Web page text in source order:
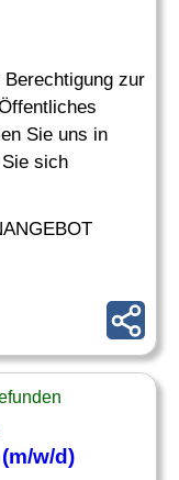
zur
Sie uns in
sich
w/d)